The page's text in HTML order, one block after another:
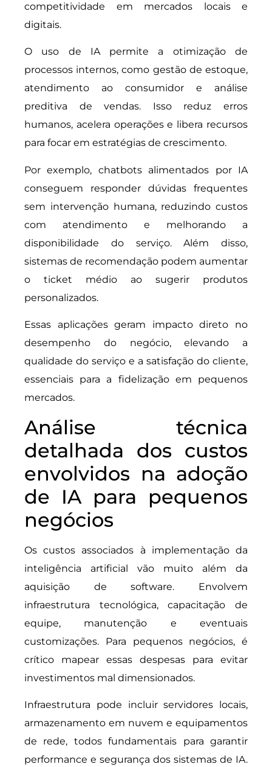
competitividade em mercados locais e
digitais.
O uso de IA permite a otimização de
processos internos, como gestão de estoque,
atendimento ao consumidor e análise
preditiva de vendas. Isso reduz erros
humanos, acelera operações e libera recursos
para focar em estratégias de crescimento.
Por exemplo, chatbots alimentados por IA
conseguem responder dúvidas frequentes
sem intervenção humana, reduzindo custos
com atendimento e melhorando a
disponibilidade do serviço. Além disso,
sistemas de recomendação podem aumentar
o ticket médio ao sugerir produtos
personalizados.
Essas aplicações geram impacto direto no
desempenho do negócio, elevando a
qualidade do serviço e a satisfação do cliente,
essenciais para a fidelização em pequenos
mercados.
Análise técnica
detalhada dos custos
envolvidos na adoção
de IA para pequenos
negócios
Os custos associados à implementação da
inteligência artificial vão muito além da
aquisição de software. Envolvem
infraestrutura tecnológica, capacitação de
equipe, manutenção e eventuais
customizações. Para pequenos negócios, é
crítico mapear essas despesas para evitar
investimentos mal dimensionados.
Infraestrutura pode incluir servidores locais,
armazenamento em nuvem e equipamentos
de rede, todos fundamentais para garantir
performance e segurança dos sistemas de IA.